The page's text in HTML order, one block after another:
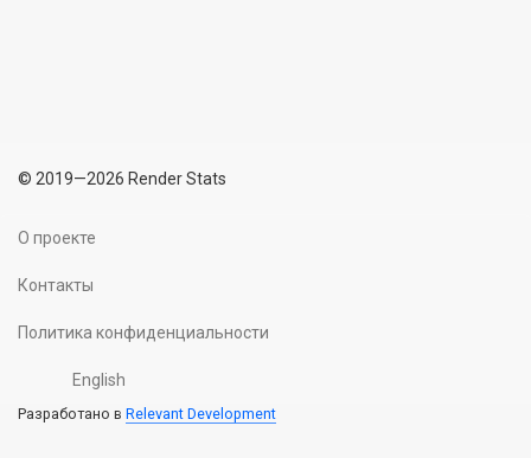
© 2019—2026 Render Stats
О проекте
Контакты
Политика конфиденциальности
English
Разработано в Relevant Development